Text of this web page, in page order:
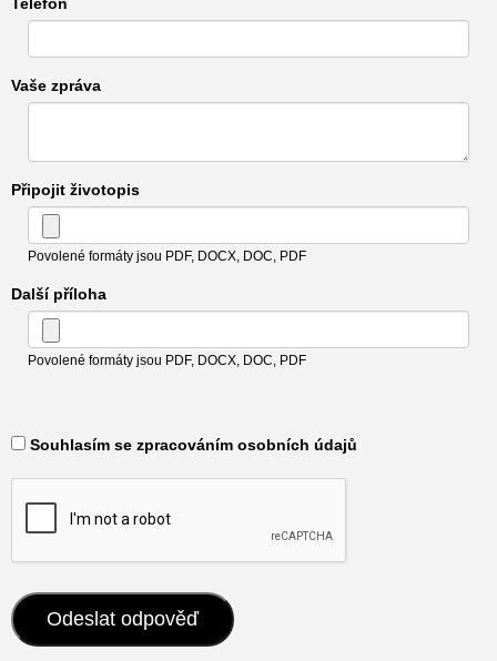
Vaše zpráva
Připojit životopis
Povolené formáty jsou PDF, DOCX, DOC, PDF
Další příloha
Povolené formáty jsou PDF, DOCX, DOC, PDF
​ Souhlasím se zpracováním osobních údajů